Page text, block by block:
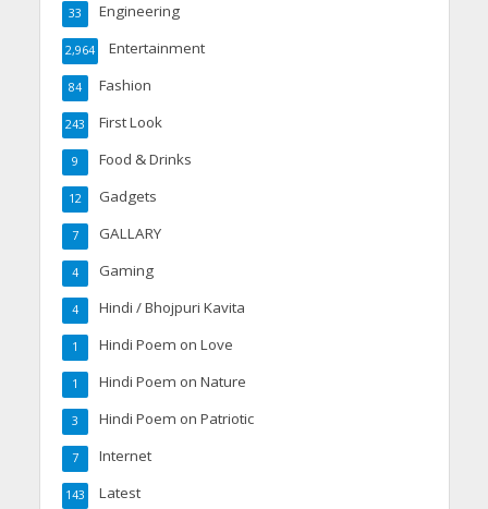
Engineering
33
Entertainment
2,964
Fashion
84
First Look
243
Food & Drinks
9
Gadgets
12
GALLARY
7
Gaming
4
Hindi / Bhojpuri Kavita
4
Hindi Poem on Love
1
Hindi Poem on Nature
1
Hindi Poem on Patriotic
3
Internet
7
Latest
143